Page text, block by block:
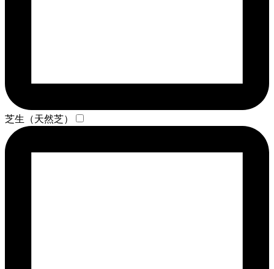
芝生（天然芝）